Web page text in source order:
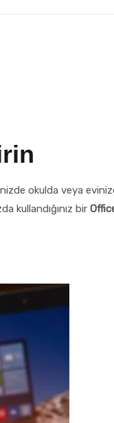
okulda veya
kullandığınız bir